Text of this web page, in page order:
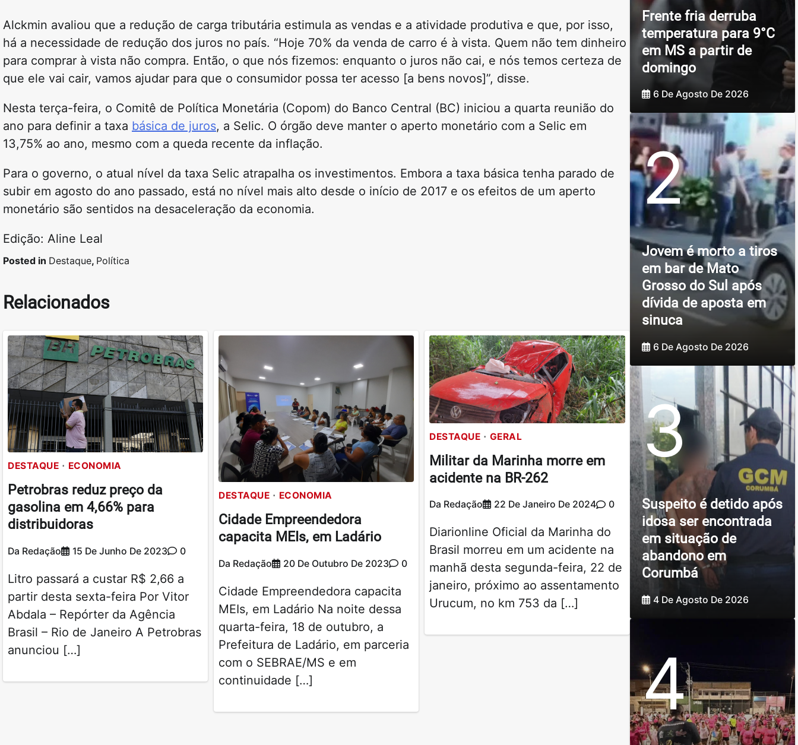
Alckmin avaliou que a redução de carga tributária estimula as vendas e a atividade produtiva e que, por isso,
há a necessidade de redução dos juros no país. “Hoje 70% da venda de carro é à vista. Quem não tem dinheiro
para comprar à vista não compra. Então, o que nós fizemos: enquanto o juros não cai, e nós temos certeza de
que ele vai cair, vamos ajudar para que o consumidor possa ter acesso [a bens novos]”, disse.
Nesta terça-feira, o Comitê de Política Monetária (Copom) do Banco Central (BC) iniciou a quarta reunião do
ano para definir a taxa básica de juros, a Selic. O órgão deve manter o aperto monetário com a Selic em
13,75% ao ano, mesmo com a queda recente da inflação.
Para o governo, o atual nível da taxa Selic atrapalha os investimentos. Embora a taxa básica tenha parado de
subir em agosto do ano passado, está no nível mais alto desde o início de 2017 e os efeitos de um aperto
monetário são sentidos na desaceleração da economia.
Edição: Aline Leal
Posted in Destaque, Política
Relacionados
DESTAQUE ECONOMIA
Petrobras reduz preço da
gasolina em 4,66% para
distribuidoras
Da Redação 15 De Junho De 2023 0
Litro passará a custar R$ 2,66 a
partir desta sexta-feira Por Vitor
Abdala – Repórter da Agência
Brasil – Rio de Janeiro A Petrobras
anunciou […]
DESTAQUE ECONOMIA
Cidade Empreendedora
capacita MEIs, em Ladário
Da Redação 20 De Outubro De 2023 0
Cidade Empreendedora capacita
MEIs, em Ladário Na noite dessa
quarta-feira, 18 de outubro, a
Prefeitura de Ladário, em parceria
com o SEBRAE/MS e em
continuidade […]
DESTAQUE GERAL
Militar da Marinha morre em
acidente na BR-262
Da Redação 22 De Janeiro De 2024 0
Diarionline Oficial da Marinha do
Brasil morreu em um acidente na
manhã desta segunda-feira, 22 de
janeiro, próximo ao assentamento
Urucum, no km 753 da […]
Frente fria derruba
temperatura para 9°C
em MS a partir de
domingo
6 De Agosto De 2026
2
Jovem é morto a tiros
em bar de Mato
Grosso do Sul após
dívida de aposta em
sinuca
6 De Agosto De 2026
3
Suspeito é detido após
idosa ser encontrada
em situação de
abandono em
Corumbá
4 De Agosto De 2026
4